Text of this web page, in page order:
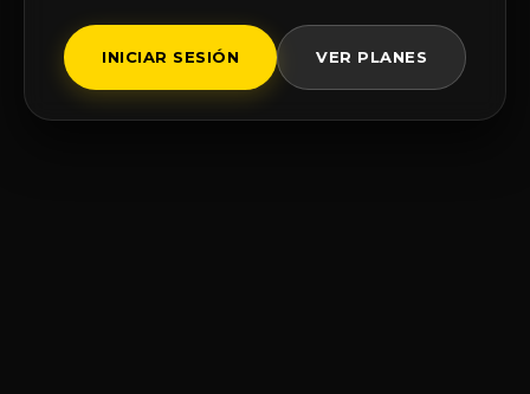
INICIAR SESIÓN VER PLANES